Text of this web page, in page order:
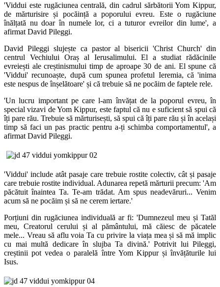
'Viddui este rugăciunea centrală, din cadrul sărbătorii Yom Kippur,
de mărturisireși pocăință a poporului evreu. Este o rugăciune
înălțată nu doar în numele lor, ci a tuturor evreilor din lume', a
afirmat David Pileggi.
David Pileggi slujește ca pastor al bisericii'Christ Church'din
centrul Vechiului Oraș al Ierusalimului.El a studiat rădăcinile
evreiești ale creștinismului timp de aproape 30 de ani. El spune că
'Viddui' recunoaște, după cum spunea profetul Ieremia, că 'inima
este nespus de înșelătoare' și că trebuie să ne pocăim de faptele rele.
'Un lucru important pe carel-am învățat de la poporul evreu, în
special vizavi de Yom Kippur, este faptul că nu e suficient să spui că
îți pare rău. Trebuie să mărturisești, să spui că îți pare rău și în același
timp să faciun pas practic pentru a-ți schimba comportamentul', a
afirmat David Pileggi.
'Viddui' include atât pasaje care trebuie rostite colectiv, cât și pasaje
care trebuie rostite individual. Adunarea repetă mărturii precum: 'Am
păcătuit înaintea Ta. Te-am trădat. Am spus neadevăruri... Venim
acum să ne pocăim și să ne cerem iertare.'
Porțiuni din rugăciunea individuală ar fi: 'Dumnezeul meu și Tatăl
meu, Creatorul cerului și al pământului, mă căiesc de păcatele
mele... Vreau să aflu voia Tacu privire la viața mea și să mă implic
cu mai multă dedicare în slujba Ta divină.' Potrivit lui Pileggi,
creștinii pot vedea o paralelăîntre Yom Kippur și învățăturile lui
Isus.